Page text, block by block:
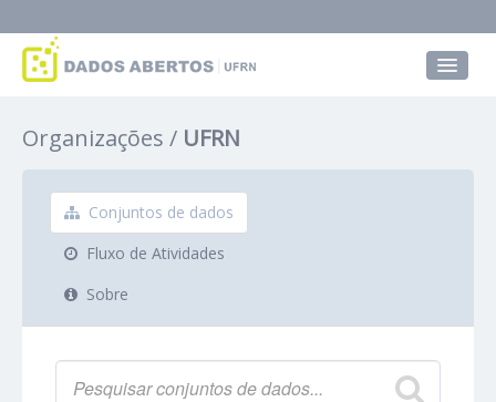
Grupos
Sobre
Organizações UFRN
Conjuntos de dados
Fluxo de Atividades
Sobre